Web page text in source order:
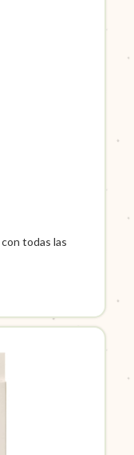
con todas las